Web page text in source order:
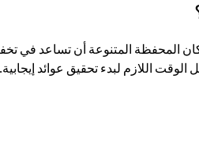
المحفظة المتنوعة أن تساعد في
الوقت اللازم لبدء تحقيق عوائد إيجابية.